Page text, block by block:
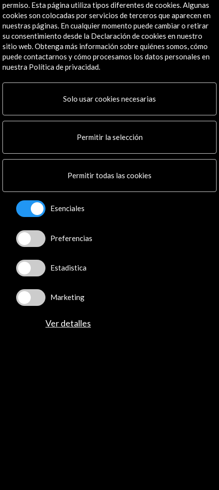
Suscríbete a nuestro boletín digital Ver último boletín
Contacta
info@accioncultural.es
+34 91 700 4000
28003 Madrid, España
Canales de contacto
Explora
Institucional
Actividades
Residencias
Noticias
Multimedia
permiso. Esta página utiliza tipos diferentes de cookies. Algunas
cookies son colocadas por servicios de terceros que aparecen en
nuestras páginas. En cualquier momento puede cambiar o retirar
su consentimiento desde la Declaración de cookies en nuestro
sitio web. Obtenga más información sobre quiénes somos, cómo
puede contactarnos y cómo procesamos los datos personales en
nuestra Política de privacidad.
Solo usar cookies necesarias
Permitir la selección
Permitir todas las cookies
Esenciales
Preferencias
Estadistica
Marketing
Ver detalles